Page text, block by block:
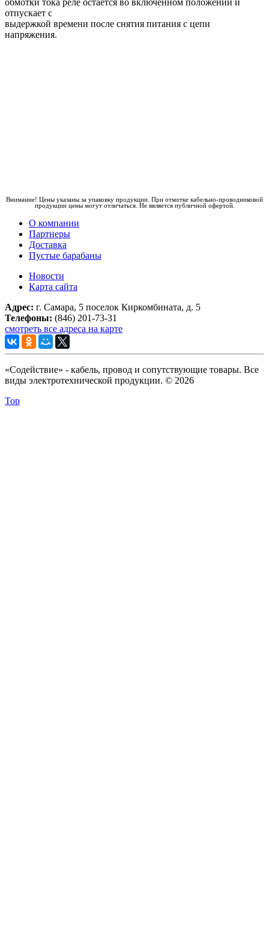
отпускает с
выдержкой времени после снятия питания с цепи
напряжения.
Внимание! Цены указаны за упаковку продукции. При отмотке кабельно-проводниковой
продукции цены могут отличаться. Не является публичной офертой.
О компании
Партнеры
Доставка
Пустые барабаны
Новости
Карта сайта
Адрес: г. Самара, 5 поселок Киркомбината, д. 5
Телефоны: (846) 201-73-31
смотреть все адреса на карте
«Содействие» - кабель, провод и сопутствующие товары. Все
виды электротехнической продукции. © 2026
Top